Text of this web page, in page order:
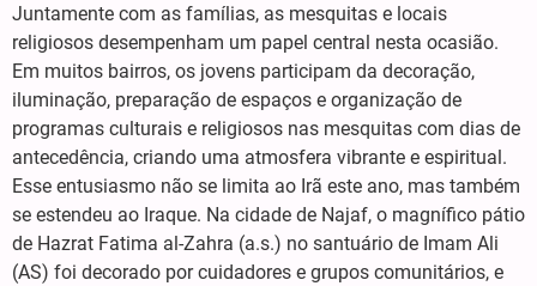
Juntamente com as famílias, as mesquitas e locais
religiosos desempenham um papel central nesta ocasião.
Em muitos bairros, os jovens participam da decoração,
iluminação, preparação de espaços e organização de
programas culturais e religiosos nas mesquitas com dias de
antecedência, criando uma atmosfera vibrante e espiritual.
Esse entusiasmo não se limita ao Irã este ano, mas também
se estendeu ao Iraque. Na cidade de Najaf, o magnífico pátio
de Hazrat Fatima al-Zahra (a.s.) no santuário de Imam Ali
(AS) foi decorado por cuidadores e grupos comunitários, e